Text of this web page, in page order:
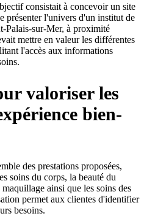
consistait à concevoir un site
présenter l'univers d'un institut de
Palais-sur-Mer, à proximité
mettre en valeur les différentes
l'accès aux informations
valoriser les
bien-
des prestations proposées,
soins du corps, la beauté du
ainsi que les soins des
permet aux clientes d'identifier
besoins.